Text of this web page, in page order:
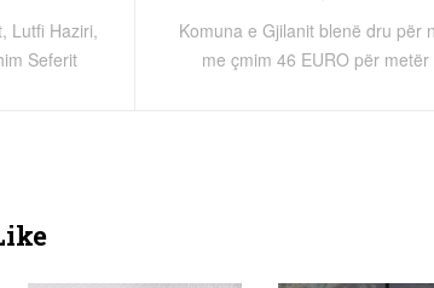
Lutfi Haziri,
Seferit
Komuna e Gjilanit blenë dru për
me çmim 46 EURO për metër